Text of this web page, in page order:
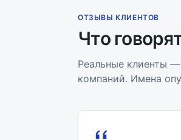
ОТЗЫВЫ КЛИЕНТОВ
Что
Реальные клиенты
компаний. Имена